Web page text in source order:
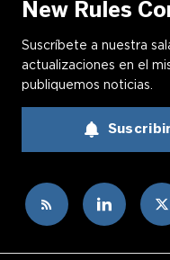
New Rules
Suscríbete a nuestra
actualizaciones en el
publiquemos noticias.